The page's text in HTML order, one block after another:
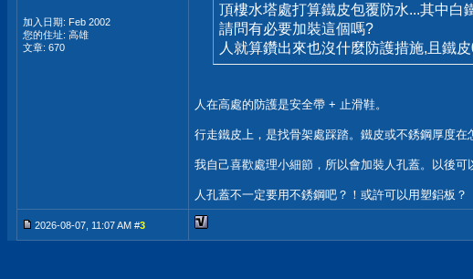
加入日期: Feb 2002
您的住址: 高雄
文章: 670
頂樓水塔處打算鐵皮包覆防水...其中白
請問有必要加裝這個嗎?
人就算鑽出來也沒什麼防護措施,且鐵
人在高處的防護是安全帶 + 止滑鞋。
行走鐵皮上，是找骨架處踩踏。鐵皮或不銹鋼厚度在
我自己喜歡處理小細節，所以會加裝人孔蓋。以後可
人孔蓋不一定要用不銹鋼吧？！或許可以用塑鋁板？
2026-08-07, 11:07 AM #3